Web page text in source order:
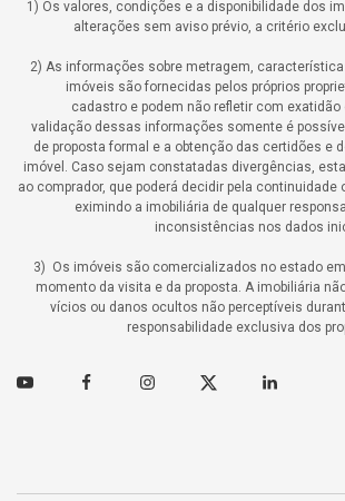
1) Os valores, condições e a disponibilidade dos
alterações sem aviso prévio, a critério
2) As informações sobre metragem,
imóveis são fornecidas pelos próprios
cadastro e podem não refletir com
validação dessas informações somente é
de proposta formal e a obtenção das certidões e
imóvel. Caso sejam constatadas divergências,
ao comprador, que poderá decidir pela continuidade
eximindo a imobiliária de qualquer
inconsistências nos dados
3) Os imóveis são comercializados no estado
momento da visita e da proposta. A imobiliária
vícios ou danos ocultos não perceptíveis
responsabilidade exclusiva dos
Youtube FacebookInstagramTwitter Linkedin